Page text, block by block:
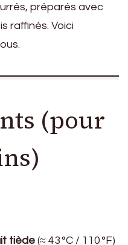
préparés avec
raffinés. Voici
(pour
tiède (≈ 43 °C / 110 °F)